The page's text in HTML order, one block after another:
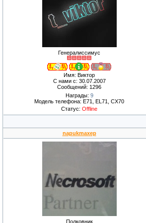
Генералиссимус
Имя: Виктор
С нами с: 30.07.2007
Сообщений: 1296
Награды: 9
Модель телефона: E71, EL71, CX70
Статус: Offline
napukmaxep
Полковник